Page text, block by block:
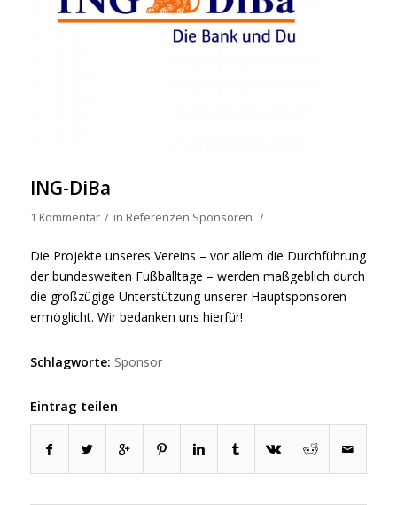
ING-DiBa
1 Kommentar / in Referenzen Sponsoren /
Die Projekte unseres Vereins – vor allem die Durchführung
der bundesweiten Fußballtage – werden maßgeblich durch
die großzügige Unterstützung unserer Hauptsponsoren
ermöglicht. Wir bedanken uns hierfür!
Schlagworte: Sponsor
Eintrag teilen